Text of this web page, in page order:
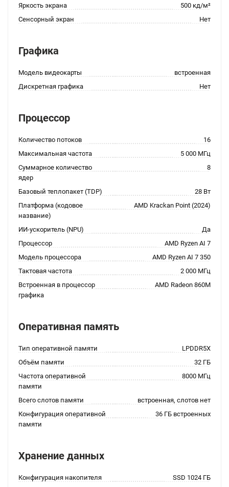
Яркость экрана
500 кд/м²
Сенсорный экран
Нет
Графика
Модель видеокарты
встроенная
Дискретная графика
Нет
Процессор
Количество потоков
16
Максимальная частота
5 000 МГц
Суммарное количество
ядер
8
Базовый теплопакет (TDP)
28 Вт
Платформа (кодовое
название)
AMD Krackan Point (2024)
ИИ-ускоритель (NPU)
Да
Процессор
AMD Ryzen AI 7
Модель процессора
AMD Ryzen AI 7 350
Тактовая частота
2 000 МГц
Встроенная в процессор
графика
AMD Radeon 860M
Оперативная память
Тип оперативной памяти
LPDDR5X
Объём памяти
32 ГБ
Частота оперативной
памяти
8000 МГц
Всего слотов памяти
встроенная, слотов нет
Конфигурация оперативной
памяти
36 ГБ встроенных
Хранение данных
Конфигурация накопителя
SSD 1024 ГБ